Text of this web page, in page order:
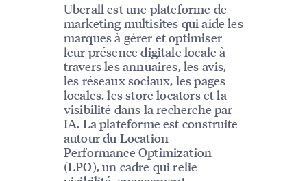
Uberall est une plateforme de
marketing multisites qui aide les
marques à gérer et optimiser
leur présence digitale locale à
travers les annuaires, les avis,
les réseaux sociaux, les pages
locales, les store locators et la
visibilité dans la recherche par
IA. La plateforme est construite
autour du Location
Performance Optimization
(LPO), un cadre qui relie